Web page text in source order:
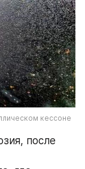
кессоне
после